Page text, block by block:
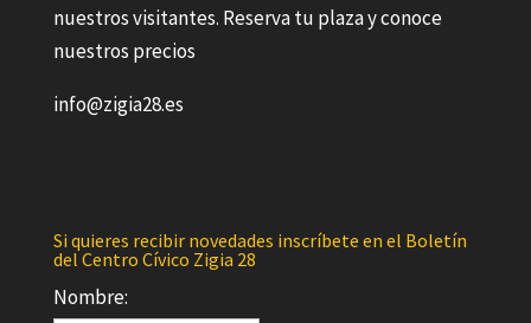
nuestros visitantes. Reserva tu plaza y conoce
nuestros precios
info@zigia28.es
Si quieres recibir novedades inscríbete en el Boletín
del Centro Cívico Zigia 28
Nombre: